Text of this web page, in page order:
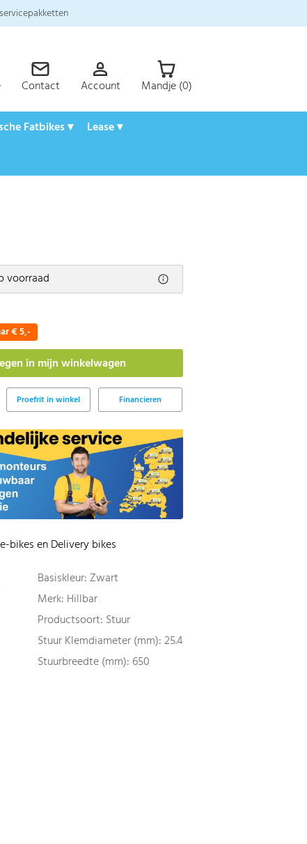
Contact Account Mandje (0)
Fatbikes ▾
Lease ▾
voorraad
€ 5,-
Proefrit in winkel Financieren
bikes en Delivery bikes
Basiskleur: Zwart
Merk: Hillbar
Productsoort: Stuur
Stuur Klemdiameter (mm): 25.4
Stuurbreedte (mm): 650